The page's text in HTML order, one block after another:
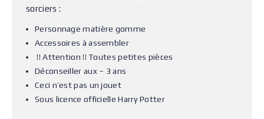
sorciers :
Personnage matière gomme
Accessoires à assembler
!! Attention !! Toutes petites pièces
Déconseiller aux – 3 ans
Ceci n’est pas un jouet
Sous licence officielle Harry Potter